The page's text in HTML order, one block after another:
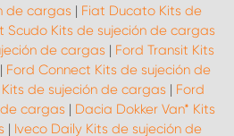
de cargas | Fiat Ducato Kits de
Scudo Kits de sujeción de cargas
de cargas | Ford Transit Kits
| Ford Connect Kits de sujeción de
de sujeción de cargas | Ford
cargas | Dacia Dokker Van* Kits
| Iveco Daily Kits de sujeción de